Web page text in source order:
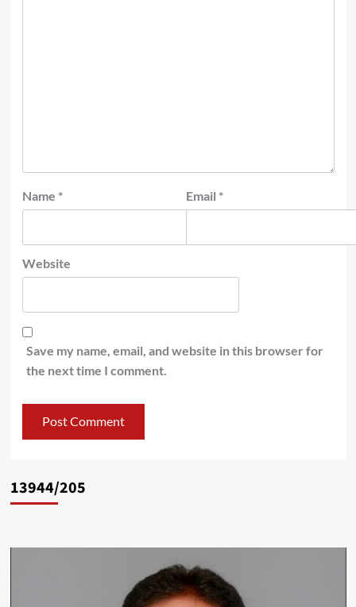
Name * Email *
Website
Save my name, email, and website in this browser for
the next time I comment.
13944/205